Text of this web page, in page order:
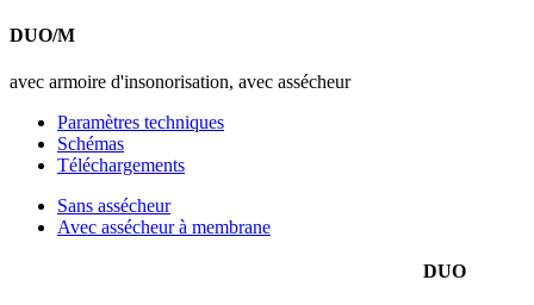
DUO/M
avec armoire d'insonorisation, avec assécheur
Paramètres techniques
Schémas
Téléchargements
Sans assécheur
Avec assécheur à membrane
DUO